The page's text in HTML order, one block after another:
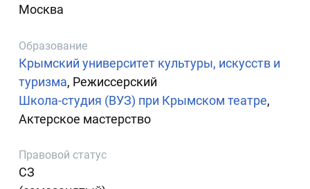
Москва
Образование
Крымский университет культуры, искусств и
туризма, Режиссерский
Школа-студия (ВУЗ) при Крымском театре,
Актерское мастерство
Правовой статус
СЗ